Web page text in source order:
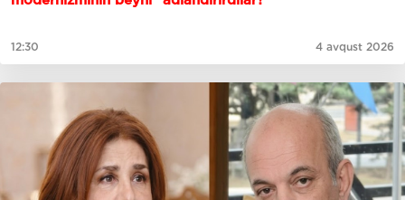
12:30 4 avqust 2026